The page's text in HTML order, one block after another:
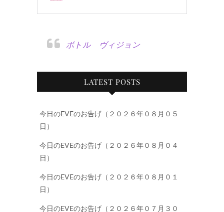
ボトル ヴィジョン
LATEST POSTS
今日のEVEのお告げ（２０２６年０８月０５
日）
今日のEVEのお告げ（２０２６年０８月０４
日）
今日のEVEのお告げ（２０２６年０８月０１
日）
今日のEVEのお告げ（２０２６年０７月３０